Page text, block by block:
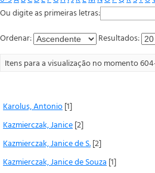
Ou digite as primeiras letras:
Ordenar:
Resultados:
Itens para a visualização no momento
Karolus, Antonio[1]
Kazmierczak, Janice[2]
Kazmierczak, Janice de S.[2]
Kazmierczak, Janice de Souza [1]